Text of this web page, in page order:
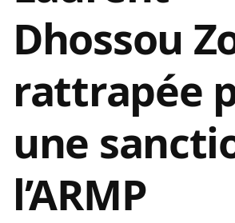
Dhossou
rattrapée
une
l’ARMP